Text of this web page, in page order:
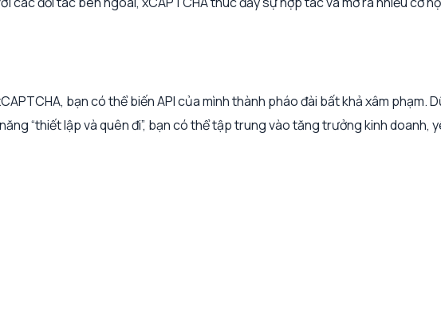
bạn có thể biến API của mình thành pháo đài bất khả xâm
“thiết lập và quên đi”, bạn có thể tập trung vào tăng trưởng kinh